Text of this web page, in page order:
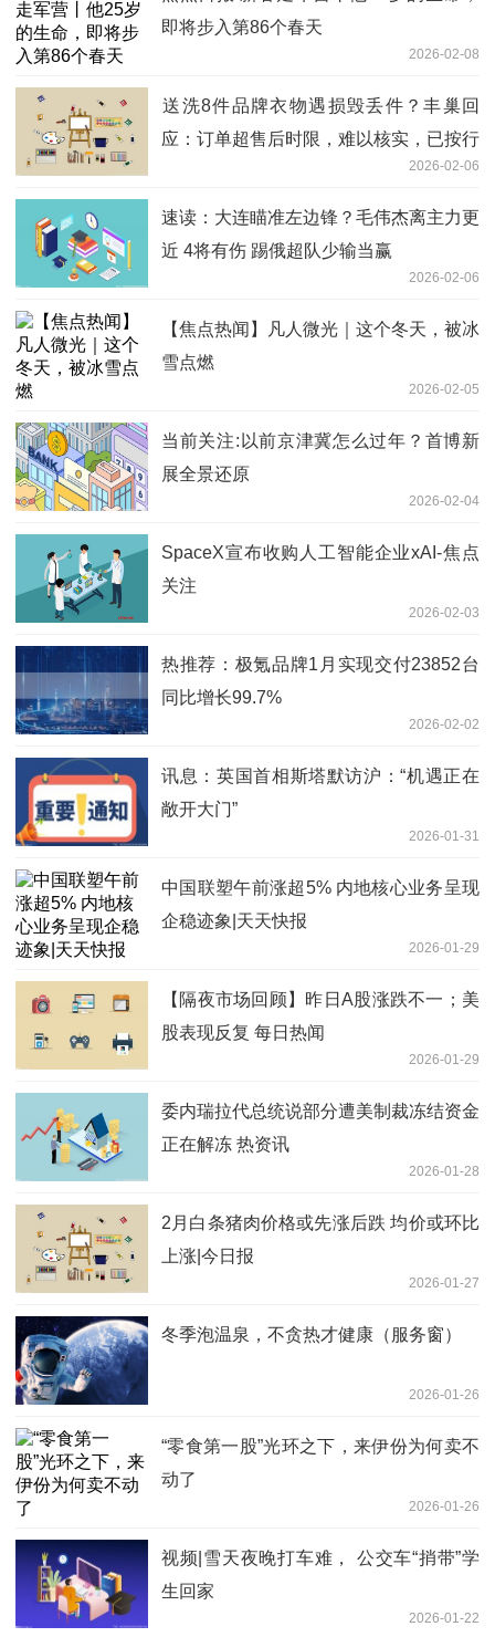
即将步入第86个春天
2026-02-08
送洗8件品牌衣物遇损毁丢件？丰巢回
应：订单超售后时限，难以核实，已按行
2026-02-06
速读：大连瞄准左边锋？毛伟杰离主力更
近 4将有伤 踢俄超队少输当赢
2026-02-06
【焦点热闻】凡人微光｜这个冬天，被冰
雪点燃
2026-02-05
当前关注:以前京津冀怎么过年？首博新
展全景还原
2026-02-04
SpaceX宣布收购人工智能企业xAI-焦点
关注
2026-02-03
热推荐：极氪品牌1月实现交付23852台
同比增长99.7%
2026-02-02
讯息：英国首相斯塔默访沪：“机遇正在
敞开大门”
2026-01-31
中国联塑午前涨超5% 内地核心业务呈现
企稳迹象|天天快报
2026-01-29
【隔夜市场回顾】昨日A股涨跌不一；美
股表现反复 每日热闻
2026-01-29
委内瑞拉代总统说部分遭美制裁冻结资金
正在解冻 热资讯
2026-01-28
2月白条猪肉价格或先涨后跌 均价或环比
上涨|今日报
2026-01-27
冬季泡温泉，不贪热才健康（服务窗）
2026-01-26
“零食第一股”光环之下，来伊份为何卖不
动了
2026-01-26
视频|雪天夜晚打车难， 公交车“捎带”学
生回家
2026-01-22